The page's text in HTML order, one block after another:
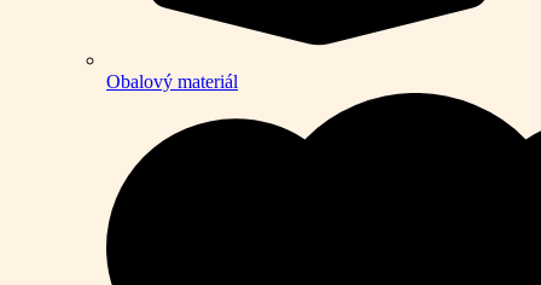
Obalový materiál